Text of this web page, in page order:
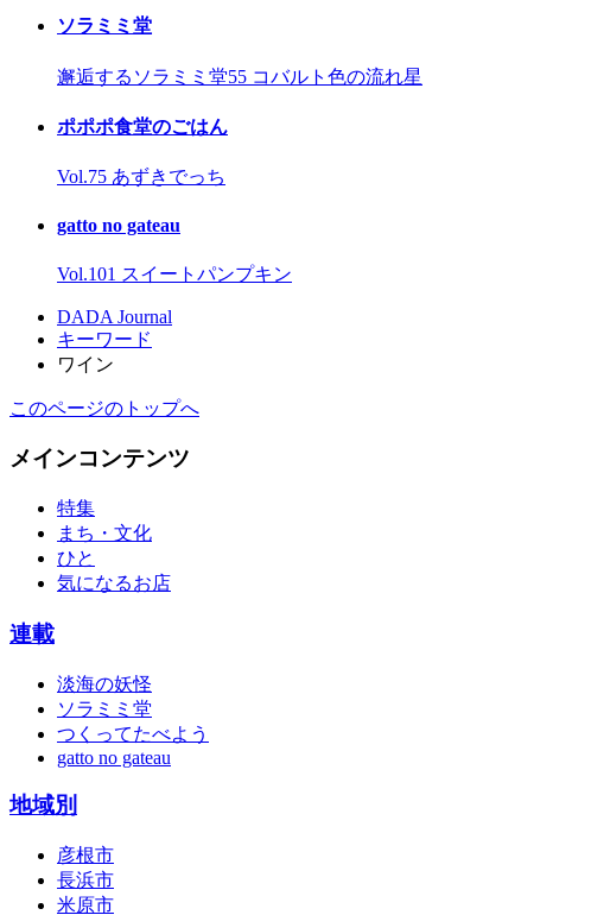
ソラミミ堂
邂逅するソラミミ堂55 コバルト色の流れ星
ポポポ食堂のごはん
Vol.75 あずきでっち
gatto no gateau
Vol.101 スイートパンプキン
DADA Journal
キーワード
ワイン
このページのトップへ
メインコンテンツ
特集
まち・文化
ひと
気になるお店
連載
淡海の妖怪
ソラミミ堂
つくってたべよう
gatto no gateau
地域別
彦根市
長浜市
米原市